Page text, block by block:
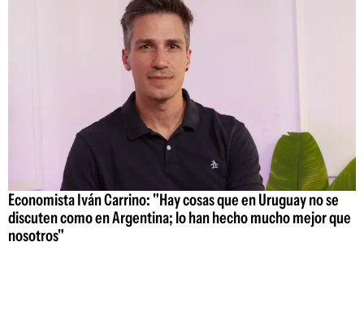
Economista Iván Carrino: "Hay cosas que en Uruguay no se
discuten como en Argentina; lo han hecho mucho mejor que
nosotros"